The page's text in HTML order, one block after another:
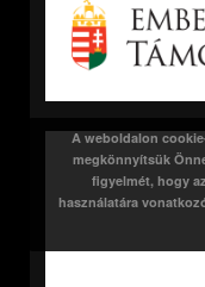
A weboldalon
megkönnyítsük
figyelmét, hogy
használatára